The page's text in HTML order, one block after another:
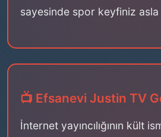
sayesinde spor keyfiniz asla
📺 Efsanevi Justin TV
İnternet yayıncılığının kült